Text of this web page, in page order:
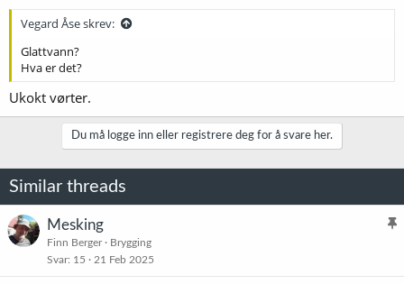
Vegard Åse skrev:
Glattvann?
Hva er det?
Ukokt vørter.
Du må logge inn eller registrere deg for å svare her.
Similar threads
K
Mesking
Finn Berger
Brygging
Svar 15 21 Feb 2025